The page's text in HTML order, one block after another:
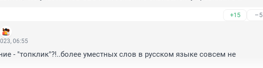
+15 –5
06:55
- "топклик"?!..более уместных слов в русском языке совсем не